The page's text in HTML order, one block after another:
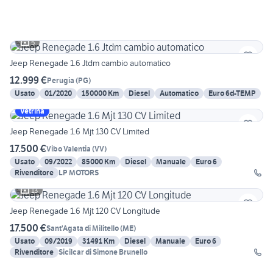
5
Jeep Renegade 1.6 Jtdm cambio automatico
12.999 €Perugia (PG)
Usato
01/2020 150000 Km Diesel Automatico
Euro 6d-TEMP
Vetrina
Jeep Renegade 1.6 Mjt 130 CV Limited
17.500 €Vibo Valentia (VV)
Usato
09/2022 85000 Km Diesel Manuale
Euro 6
Rivenditore LP MOTORS
13
Jeep Renegade 1.6 Mjt 120 CV Longitude
17.500 €Sant'Agata di Militello(ME)
Usato
09/2019 31491 Km Diesel Manuale
Euro 6
Rivenditore Sicilcar di Simone Brunello